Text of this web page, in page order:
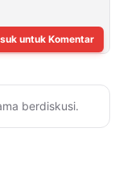
untuk Komentar
berdiskusi.